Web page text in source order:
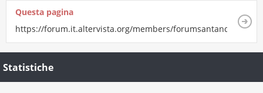
Questa pagina
https://forum.it.altervista.org/members/forumsantandrea.html
Statistiche